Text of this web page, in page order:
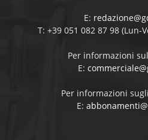
E:
T: +39 051 082 87 98 (Lun-
Per informazioni
E:
Per informazioni
E: